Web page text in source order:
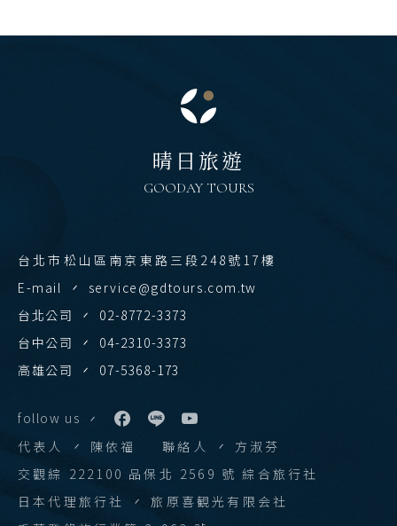
曼谷 芭達雅 華欣
越南
北越 河內 下龍灣
中越 峴港 會安 順化
江南 黃山 江西 山東
四川 稻城 西藏
雲南 貴州 張家界 湖北
晴日旅遊
GOODAY TOURS
台北市松山區南京東路三段248號17樓
E-mail
service@gdtours.com.tw
台北公司
02-8772-3373
台中公司
04-2310-3373
高雄公司
07-5368-173
follow us
代表人
陳依福 聯絡人
方淑芬
交觀綜 222100 品保北 2569 號 綜合旅行社
日本代理旅行社
旅原喜観光有限会社